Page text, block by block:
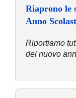
VIVERE
Riaprono le
Anno
Riportiamo
del nuovo